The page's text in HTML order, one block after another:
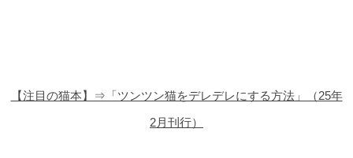
【注目の猫本】⇒「ツンツン猫をデレデレにする方法」（25年
2月刊行）